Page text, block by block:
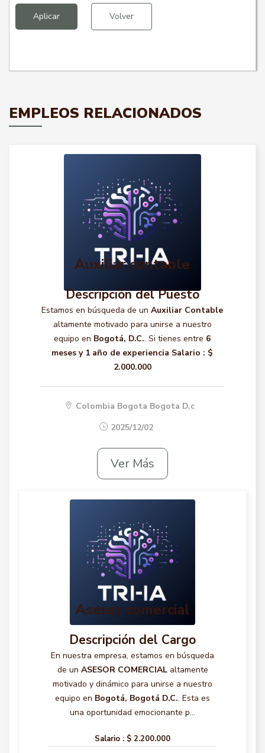
Aplicar Volver
EMPLEOS RELACIONADOS
Auxiliar contable
Descripción del Puesto
Estamos en búsqueda de unAuxiliar Contable
altamente motivado para unirse a nuestro
equipo en Bogotá, D.C.. Si tienes entre 6
meses y 1 año de experiencia Salario : $
2.000.000
Colombia Bogota Bogota D.c
2025/12/02
Ver Más
Asesor comercial
Descripción del Cargo
En nuestra empresa, estamos en búsqueda
de un ASESOR COMERCIALaltamente
motivado y dinámico para unirse a nuestro
equipo en Bogotá, Bogotá D.C.. Esta es
una oportunidad emocionante p...
Salario : $ 2.200.000